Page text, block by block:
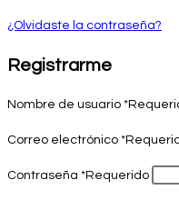
¿Olvidaste la contraseña?
Registrarme
Nombre de usuario *
Correo electrónico *
Contraseña *Requerido